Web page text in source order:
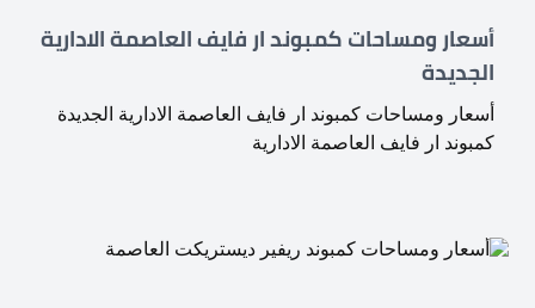
أسعار ومساحات كمبوند ار فايف العاصمة الادارية
الجديدة
أسعار ومساحات كمبوند ار فايف العاصمة الادارية الجديدة
كمبوند ار فايف العاصمة الادارية